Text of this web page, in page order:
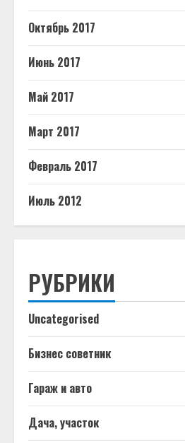
Октябрь 2017
Июнь 2017
Май 2017
Март 2017
Февраль 2017
Июль 2012
РУБРИКИ
Uncategorised
Бизнес советник
Гараж и авто
Дача, участок